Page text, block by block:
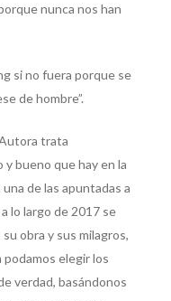
nunca nos han
si no fuera porque se
de hombre”.
trata
bueno que hay en la
de las apuntadas a
lo largo de 2017 se
obra y sus milagros,
podamos elegir los
verdad, basándonos